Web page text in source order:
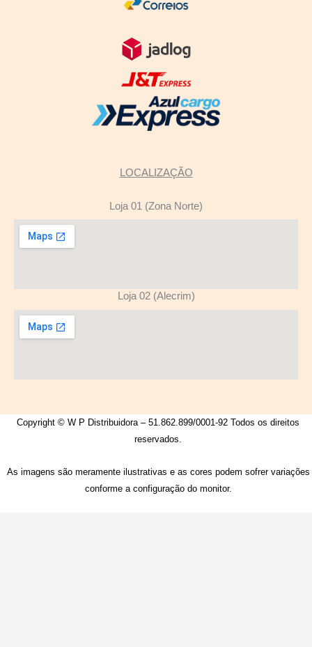
LOCALIZAÇÃO
Loja 01 (Zona Norte)
Loja 02 (Alecrim)
Copyright © W P Distribuidora – 51.862.899/0001-92 Todos os direitos
reservados.
As imagens são meramente ilustrativas e as cores podem sofrer variações
conforme a configuração do monitor.